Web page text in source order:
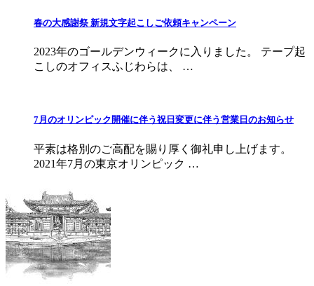
春の大感謝祭 新規文字起こしご依頼キャンペーン
2023年のゴールデンウィークに入りました。 テープ起
こしのオフィスふじわらは、 …
7月のオリンピック開催に伴う祝日変更に伴う営業日のお知らせ
平素は格別のご高配を賜り厚く御礼申し上げます。
2021年7月の東京オリンピック …